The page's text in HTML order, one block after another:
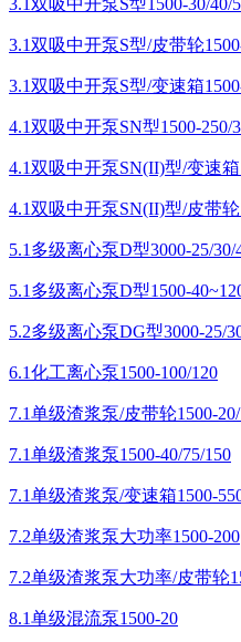
3.1双吸中开泵S型1500-30/40/
3.1双吸中开泵S型/皮带轮
3.1双吸中开泵S型/变速箱
4.1双吸中开泵SN型1500-250/
4.1双吸中开泵SN(II)型/变速箱
4.1双吸中开泵SN(II)型/皮带轮
5.1多级离心泵D型3000-25/30/
5.1多级离心泵D型1500-
5.2多级离心泵DG型3000-25/
6.1化工离心泵1500-100/120
7.1单级渣浆泵/皮带轮1500-
7.1单级渣浆泵1500-40/75/150
7.1单级渣浆泵/变速箱1500-
7.2单级渣浆泵大功率1500-200
7.2单级渣浆泵大功率/皮带轮
8.1单级混流泵1500-20